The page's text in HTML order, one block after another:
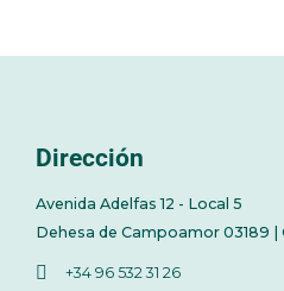
Dirección
Avenida Adelfas 12 - Local 5
Dehesa de Campoamor 03189 |
+34 96 532 31 26